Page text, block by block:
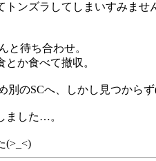
ンズラしてしまいすみませ
と待ち合わせ。
か食べて撤収。
別のSCへ、しかし見つからず
ました…。
(>_<)